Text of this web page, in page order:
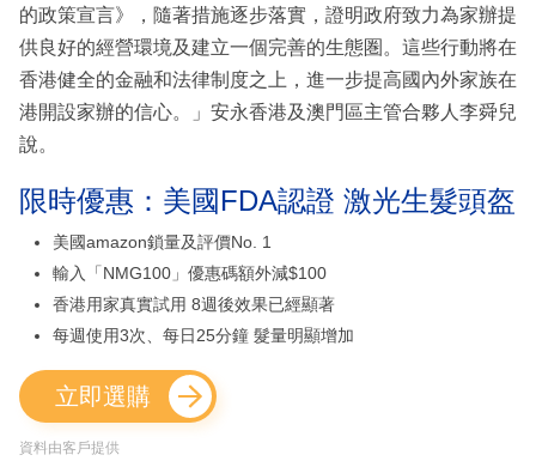
的政策宣言》，隨著措施逐步落實，證明政府致力為家辦提
供良好的經營環境及建立一個完善的生態圏。這些行動將在
香港健全的金融和法律制度之上，進一步提高國內外家族在
港開設家辦的信心。」安永香港及澳門區主管合夥人李舜兒
說。
限時優惠：美國FDA認證 激光生髮頭盔
美國amazon鎖量及評價No. 1
輸入「NMG100」優惠碼額外減$100
香港用家真實試用 8週後效果已經顯著
每週使用3次、每日25分鐘 髮量明顯增加
立即選購
資料由客戶提供